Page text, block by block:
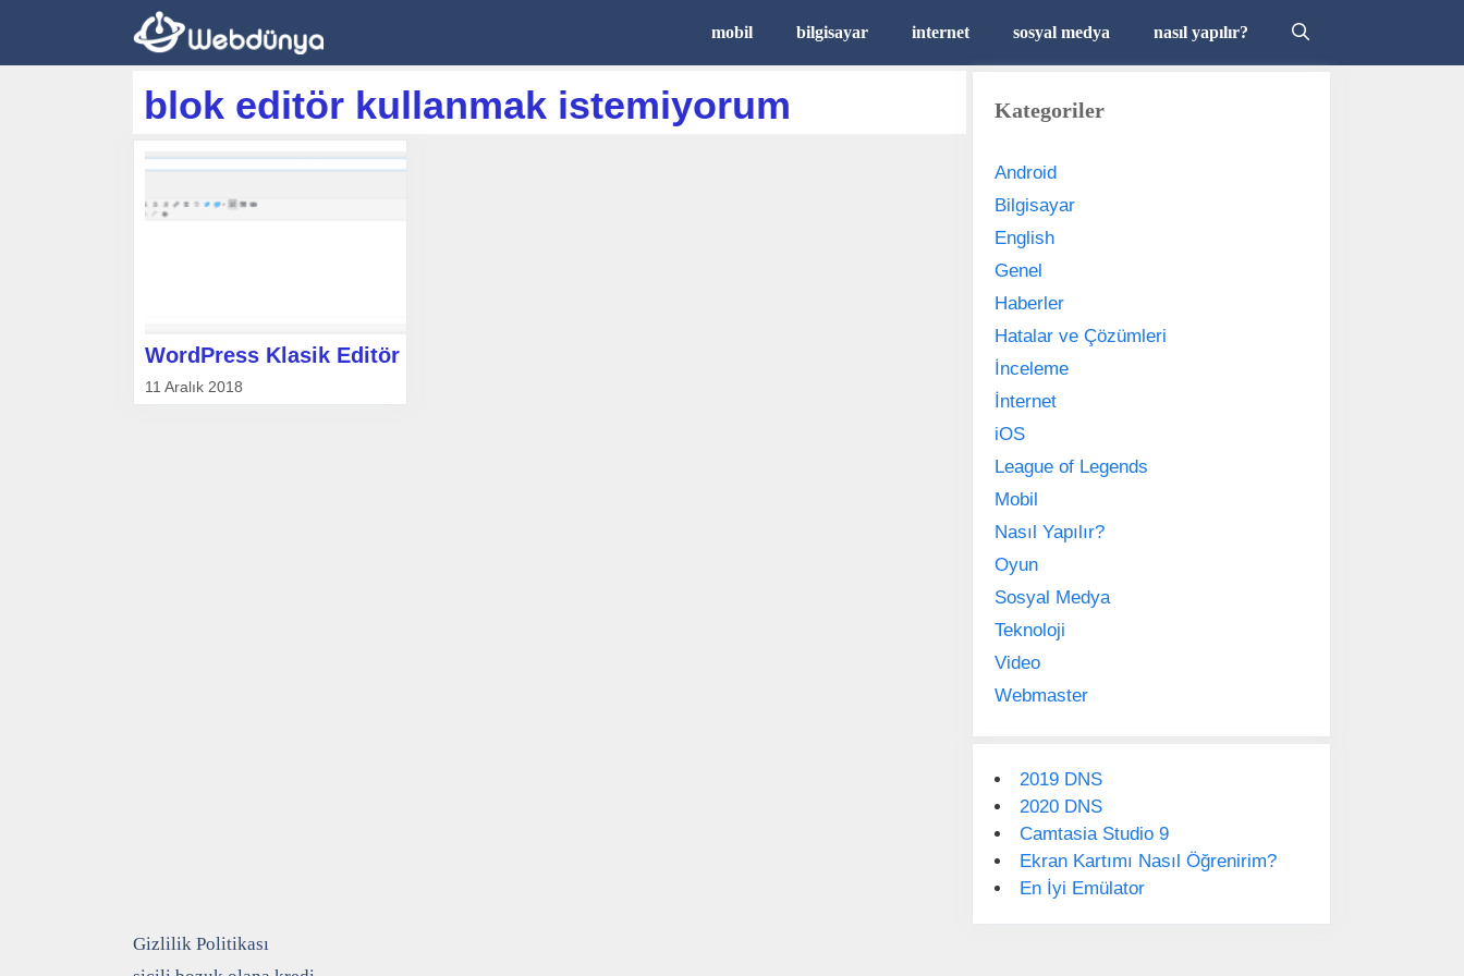
mobil bilgisayar internet sosyal medya nasıl yapılır?
blok editör kullanmak istemiyorum
WordPress Klasik Editör
11 Aralık 2018
Kategoriler
Android
Bilgisayar
English
Genel
Haberler
Hatalar ve Çözümleri
İnceleme
İnternet
iOS
League of Legends
Mobil
Nasıl Yapılır?
Oyun
Sosyal Medya
Teknoloji
Video
Webmaster
2019 DNS
2020 DNS
Camtasia Studio 9
Ekran Kartımı Nasıl Öğrenirim?
En İyi Emülator
Gizlilik Politikası